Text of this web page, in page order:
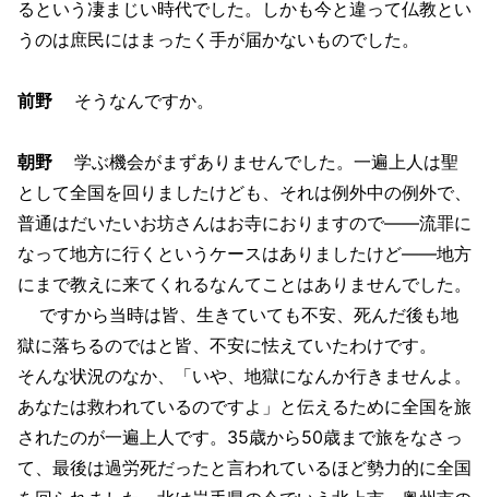
るという凄まじい時代でした。しかも今と違って仏教とい
うのは庶民にはまったく手が届かないものでした。
前野 そうなんですか。
朝野 学ぶ機会がまずありませんでした。一遍上人は聖
として全国を回りましたけども、それは例外中の例外で、
普通はだいたいお坊さんはお寺におりますので――流罪に
なって地方に行くというケースはありましたけど――地方
にまで教えに来てくれるなんてことはありませんでした。
ですから当時は皆、生きていても不安、死んだ後も地
獄に落ちるのではと皆、不安に怯えていたわけです。
そんな状況のなか、「いや、地獄になんか行きませんよ。
あなたは救われているのですよ」と伝えるために全国を旅
されたのが一遍上人です。35歳から50歳まで旅をなさっ
て、最後は過労死だったと言われているほど勢力的に全国